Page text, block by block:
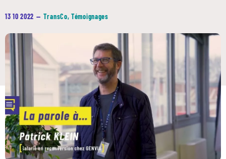
13 10 2022 — TransCo,Témoignages